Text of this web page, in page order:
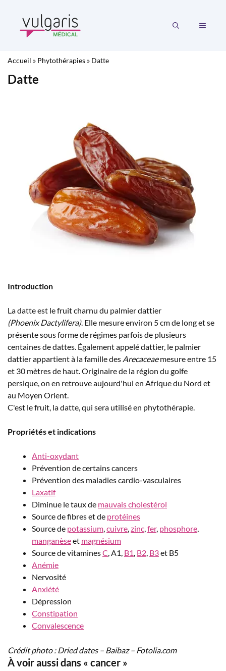
contenu
MENU
Accueil » Phytothérapies » Datte
Datte
Introduction
La datte est le fruit charnu du palmier dattier
(Phoenix Dactylifera). Elle mesure environ 5 cm de long et se
présente sous forme de régimes parfois de plusieurs
centaines de dattes. Également appelé dattier, le palmier
dattier appartient à la famille des Arecaceaemesure entre 15
et 30 mètres de haut. Originaire de la région du golfe
persique, on en retrouve aujourd'hui en Afrique du Nord et
au Moyen Orient.
C'est le fruit, la datte, qui sera utilisé en phytothérapie.
Propriétés et indications
Anti-oxydant
Prévention de certains cancers
Prévention des maladies cardio-vasculaires
Laxatif
Diminue le taux de mauvais cholestérol
Source de fibres et de protéines
Source de potassium,cuivre,zinc,fer, phosphore,
manganèseet magnésium
Source de vitaminesC, A1, B1, B2, B3et B5
Anémie
Nervosité
Anxiété
Dépression
Constipation
Convalescence
Crédit photo : Dried dates – Baibaz – Fotolia.com
À voir aussi dans « cancer »